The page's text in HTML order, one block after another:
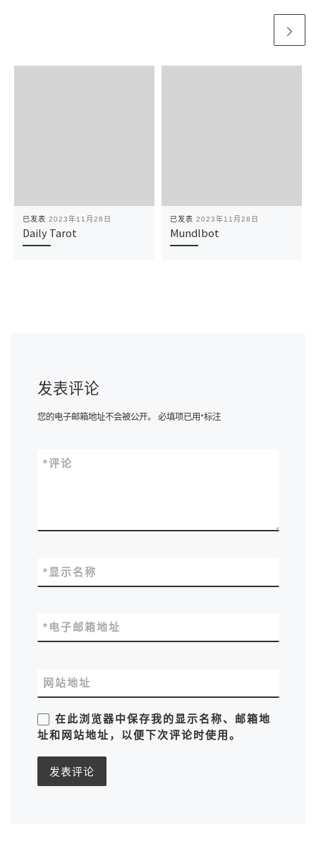
已发表 2023年11月28日
Daily Tarot
已发表 2023年11月28日
Mundlbot
发表评论
您的电子邮箱地址不会被公开。 必填项已用*标注
评论
*
显示名称
*
电子邮箱地址
*
网站地址
在此浏览器中保存我的显示名称、邮箱地
址和网站地址，以便下次评论时使用。